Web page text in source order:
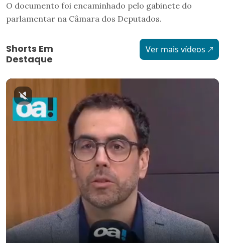
O documento foi encaminhado pelo gabinete do
parlamentar na Câmara dos Deputados.
Shorts Em
Destaque
Ver mais vídeos